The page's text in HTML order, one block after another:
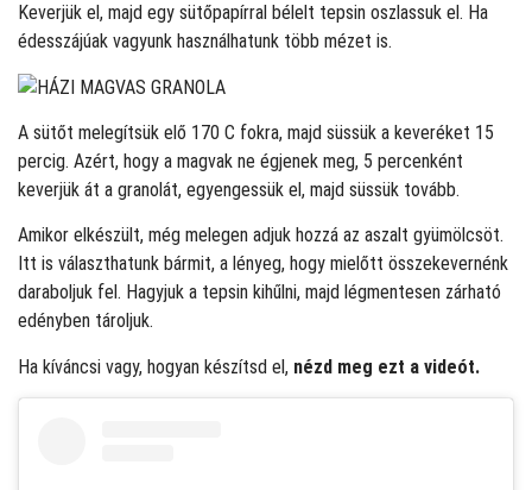
Keverjük el, majd egy sütőpapírral bélelt tepsin oszlassuk el. Ha
édesszájúak vagyunk használhatunk több mézet is.
A sütőt melegítsük elő 170 C fokra, majd süssük a keveréket 15
percig. Azért, hogy a magvak ne égjenek meg, 5 percenként
keverjük át a granolát, egyengessük el, majd süssük tovább.
Amikor elkészült, még melegen adjuk hozzá az aszalt gyümölcsöt.
Itt is választhatunk bármit, a lényeg, hogy mielőtt összekevernénk
daraboljuk fel. Hagyjuk a tepsin kihűlni, majd légmentesen zárható
edényben tároljuk.
Ha kíváncsi vagy, hogyan készítsd el, nézd meg ezt a videót.